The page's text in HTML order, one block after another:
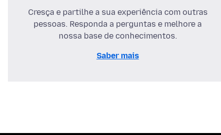
Cresça e partilhe a sua experiência com outras
pessoas. Responda a perguntas e melhore a
nossa base de conhecimentos.
Saber mais